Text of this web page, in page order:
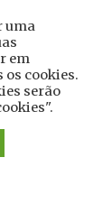
uma
em
os cookies.
serão